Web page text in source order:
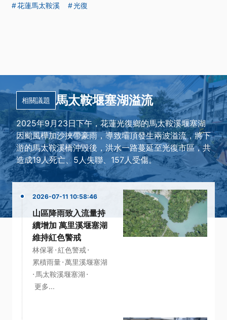
花蓮馬太鞍溪
光復
相關議題 馬太鞍堰塞湖溢流
2025年9月23日下午，花蓮光復鄉的馬太鞍溪堰塞湖
因颱風樺加沙挾帶豪雨，導致壩頂發生兩波溢流，將下
游的馬太鞍溪橋沖毀後，洪水一路蔓延至光復市區，共
造成19人死亡、5人失聯、157人受傷。
2026-07-11 10:58:46
山區降雨致入流量持
續增加 萬里溪堰塞湖
維持紅色警戒
林保署 ·紅色警戒·
累積雨量·萬里溪堰塞湖
· 馬太鞍溪堰塞湖 ·
更多...